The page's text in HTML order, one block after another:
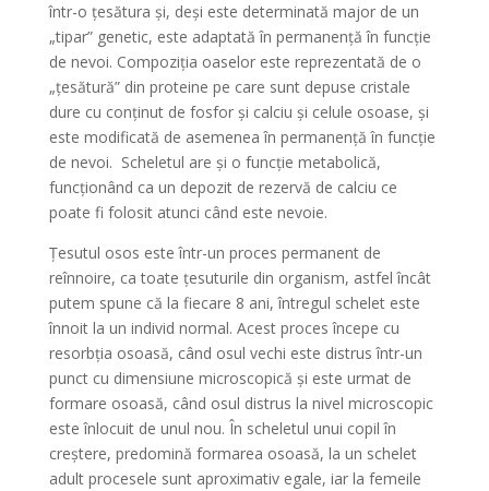
într-o țesătura și, deși este determinată major de un
„tipar” genetic, este adaptată în permanență în funcție
de nevoi. Compoziția oaselor este reprezentată de o
„țesătură” din proteine pe care sunt depuse cristale
dure cu conținut de fosfor și calciu și celule osoase, și
este modificată de asemenea în permanență în funcție
de nevoi. Scheletul are și o funcție metabolică,
funcționând ca un depozit de rezervă de calciu ce
poate fi folosit atunci când este nevoie.
Țesutul osos este într-un proces permanent de
reînnoire, ca toate țesuturile din organism, astfel încât
putem spune că la fiecare 8 ani, întregul schelet este
înnoit la un individ normal. Acest proces începe cu
resorbția osoasă, când osul vechi este distrus într-un
punct cu dimensiune microscopică și este urmat de
formare osoasă, când osul distrus la nivel microscopic
este înlocuit de unul nou. În scheletul unui copil în
creștere, predomină formarea osoasă, la un schelet
adult procesele sunt aproximativ egale, iar la femeile